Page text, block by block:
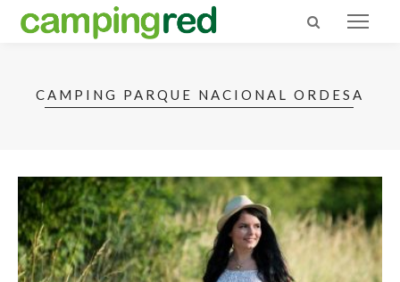
CAMPING PARQUE NACIONAL ORDESA